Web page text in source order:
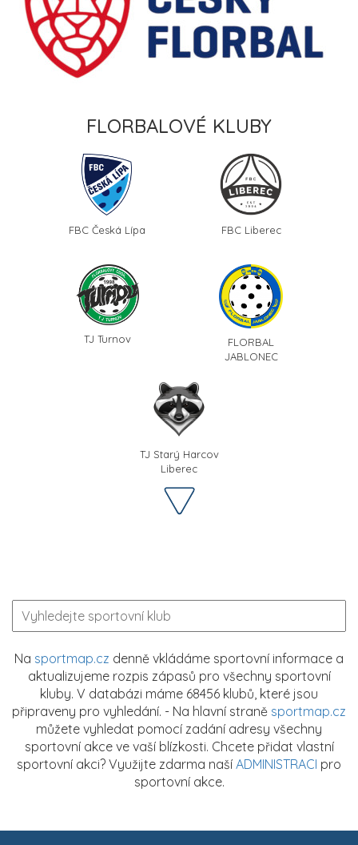
FLORBALOVÉ KLUBY
FBC Česká Lípa FBC Liberec
TJ Turnov
FLORBAL
JABLONEC
TJ Starý Harcov
Liberec
Na sportmap.cz denně vkládáme sportovní informace a
aktualizujeme rozpis zápasů pro všechny sportovní
kluby. V databázi máme 68456 klubů, které jsou
připraveny pro vyhledání. - Na hlavní straně sportmap.cz
můžete vyhledat pomocí zadání adresy všechny
sportovní akce ve vaší blízkosti. Chcete přidat vlastní
sportovní akci? Využijte zdarma naší ADMINISTRACI pro
sportovní akce.